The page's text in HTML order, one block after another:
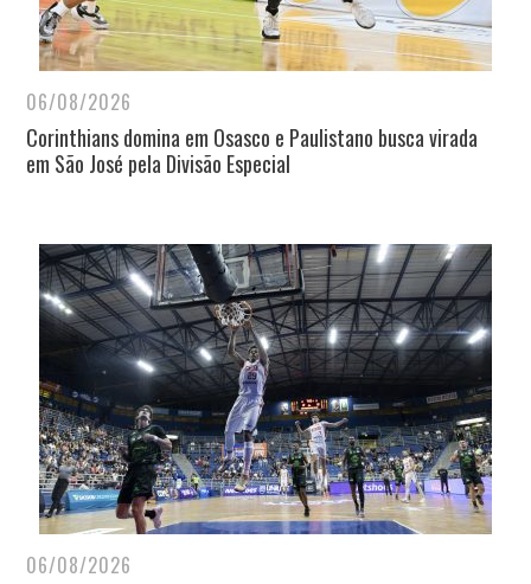
06/08/2026
Corinthians domina em Osasco e Paulistano busca virada
em São José pela Divisão Especial
06/08/2026